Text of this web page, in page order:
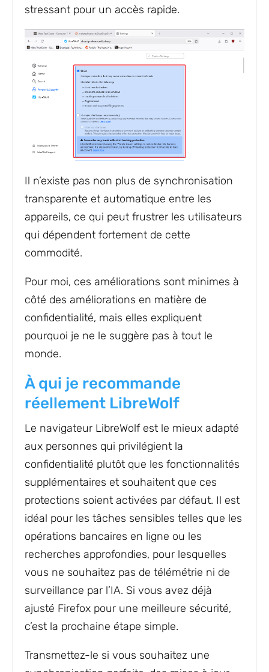
stressant pour un accès rapide.
Il n’existe pas non plus de synchronisation
transparente et automatique entre les
appareils, ce qui peut frustrer les utilisateurs
qui dépendent fortement de cette
commodité.
Pour moi, ces améliorations sont minimes à
côté des améliorations en matière de
confidentialité, mais elles expliquent
pourquoi je ne le suggère pas à tout le
monde.
À qui je recommande
réellement LibreWolf
Le navigateur LibreWolf est le mieux adapté
aux personnes qui privilégient la
confidentialité plutôt que les fonctionnalités
supplémentaires et souhaitent que ces
protections soient activées par défaut. Il est
idéal pour les tâches sensibles telles que les
opérations bancaires en ligne ou les
recherches approfondies, pour lesquelles
vous ne souhaitez pas de télémétrie ni de
surveillance par l’IA. Si vous avez déjà
ajusté Firefox pour une meilleure sécurité,
c’est la prochaine étape simple.
Transmettez-le si vous souhaitez une